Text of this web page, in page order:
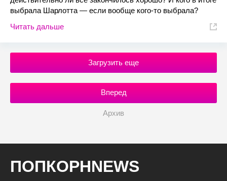
выбрала Шарлотта — если вообще кого-то выбрала?
Читать дальше
Загрузить еще
Вперед
Архив
ПОПКОРНNEWS